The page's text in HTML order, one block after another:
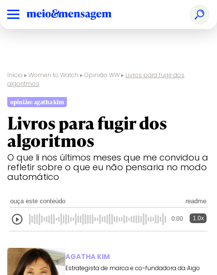
Início ▸Women to Watch ▸Opinião WW▸ Livros para fugir dos
algoritmos
opinião: agatha kim
Livros para fugir dos
algoritmos
O que li nos últimos meses que me convidou a
refletir sobre o que eu não pensaria no modo
automático
ouça este conteúdo readme
0:00 1.0x
AGATHA KIM
Estrategista de marca e co-fundadora da Aigo